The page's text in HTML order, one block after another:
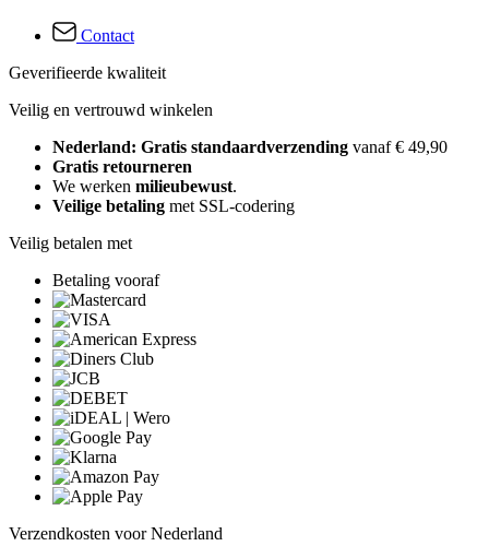
Contact
Geverifieerde kwaliteit
Veilig en vertrouwd winkelen
Nederland: Gratis standaardverzending vanaf € 49,90
Gratis retourneren
We werken milieubewust.
Veilige betaling met SSL-codering
Veilig betalen met
Betaling vooraf
Verzendkosten voor Nederland